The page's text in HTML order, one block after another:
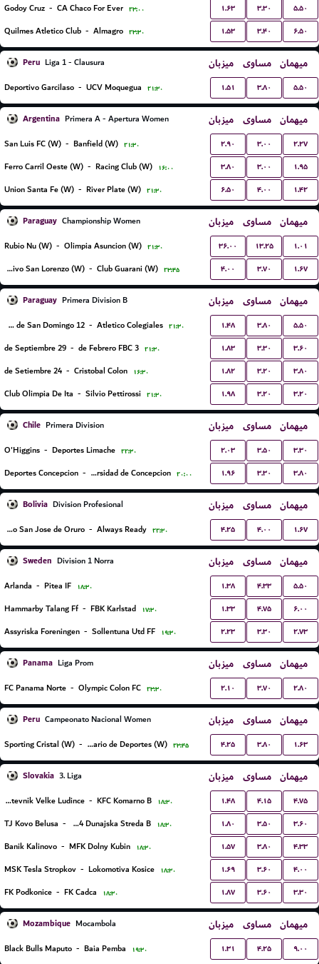
Godoy Cruz - CA Chaco For Ever ۲۳:۰۰ ۱.۶۳ ۳.۳۰ ۵.۵۰
Quilmes Atletico Club - Almagro ۲۳:۳۰ ۱.۵۳ ۳.۴۰ ۶.۵۰
Peru Liga 1 - Clausura میزبان مساوی میهمان
Deportivo Garcilaso - UCV Moquegua ۲۱:۳۰ ۱.۵۱ ۳.۸۰ ۵.۵۰
Argentina Primera A - Apertura Women میزبان مساوی میهمان
San Luis FC (W) - Banfield (W) ۲۱:۳۰ ۲.۹۰ ۳.۰۰ ۲.۲۷
Ferro Carril Oeste (W) - Racing Club (W) ۱۶:۰۰ ۳.۸۰ ۳.۰۰ ۱.۹۵
Union Santa Fe (W) - River Plate (W) ۲۱:۳۰ ۶.۵۰ ۴.۰۰ ۱.۴۲
Paraguay Championship Women میزبان مساوی میهمان
Rubio Nu (W) - Olimpia Asuncion (W) ۲۱:۳۰ ۳۶.۰۰ ۱۳.۲۵ ۱.۰۱
Sportivo San Lorenzo (W) - Club Guarani (W) ۲۳:۴۵ ۴.۰۰ ۳.۷۰ ۱.۶۷
Paraguay Primera Division B میزبان مساوی میهمان
12 de Octubre de San Domingo - Atletico Colegiales ۲۱:۳۰ ۱.۴۸ ۳.۸۰ ۵.۵۰
29 de Septiembre - 3 de Febrero FBC ۲۱:۳۰ ۱.۸۳ ۳.۳۰ ۳.۶۰
24 de Setiembre - Cristobal Colon ۱۶:۳۰ ۱.۸۲ ۳.۲۰ ۳.۸۰
Club Olimpia De Ita - Silvio Pettirossi ۲۱:۳۰ ۱.۹۸ ۳.۲۰ ۳.۲۰
Chile Primera Division میزبان مساوی میهمان
O'Higgins - Deportes Limache ۲۲:۳۰ ۲.۰۳ ۳.۵۰ ۳.۳۰
Deportes Concepcion - C.D. Universidad de Concepcion ۲۰:۰۰ ۱.۹۶ ۳.۳۰ ۳.۸۰
Bolivia Division Profesional میزبان مساوی میهمان
GV Club Deportivo San Jose de Oruro - Always Ready ۲۲:۳۰ ۴.۲۵ ۴.۰۰ ۱.۶۷
Sweden Division 1 Norra میزبان مساوی میهمان
Arlanda - Pitea IF ۱۸:۳۰ ۱.۳۸ ۴.۳۳ ۵.۵۰
Hammarby Talang Ff - FBK Karlstad ۱۷:۳۰ ۱.۳۳ ۴.۷۵ ۶.۰۰
Assyriska Foreningen - Sollentuna Utd FF ۱۹:۳۰ ۲.۲۳ ۳.۳۰ ۲.۷۳
Panama Liga Prom میزبان مساوی میهمان
FC Panama Norte - Olympic Colon FC ۲۳:۳۰ ۲.۱۰ ۳.۷۰ ۲.۸۰
Peru Campeonato Nacional Women میزبان مساوی میهمان
Sporting Cristal (W) - Universitario de Deportes (W) ۲۳:۴۵ ۴.۲۵ ۳.۸۰ ۱.۶۳
Slovakia 3. Liga میزبان مساوی میهمان
TJ Druzstevnik Velke Ludince - KFC Komarno B ۱۸:۳۰ ۱.۴۸ ۴.۱۵ ۴.۷۵
TJ Kovo Belusa - FK Dac 1904 Dunajska Streda B ۱۸:۳۰ ۱.۸۰ ۳.۵۰ ۳.۶۰
Banik Kalinovo - MFK Dolny Kubin ۱۸:۳۰ ۱.۵۷ ۳.۸۰ ۴.۳۳
MSK Tesla Stropkov - Lokomotiva Kosice ۱۸:۳۰ ۱.۶۹ ۳.۶۰ ۴.۰۰
FK Podkonice - FK Cadca ۱۸:۳۰ ۱.۸۷ ۳.۶۰ ۳.۳۰
Mozambique Mocambola میزبان مساوی میهمان
Black Bulls Maputo - Baia Pemba ۱۹:۳۰ ۱.۳۱ ۴.۲۵ ۹.۰۰